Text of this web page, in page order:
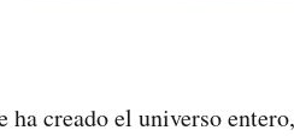
ha creado el universo